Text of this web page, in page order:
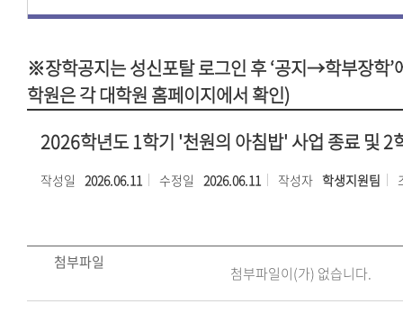
※장학공지는 성신포탈 로그인 후 ‘공지→학부장학’
학원은 각 대학원 홈페이지에서 확인)
2026학년도 1학기 '천원의 아침밥' 사업 종료 및 2
작성일 2026.06.11 수정일 2026.06.11 작성자 학생지원팀
첨부파일
첨부파일이(가) 없습니다.